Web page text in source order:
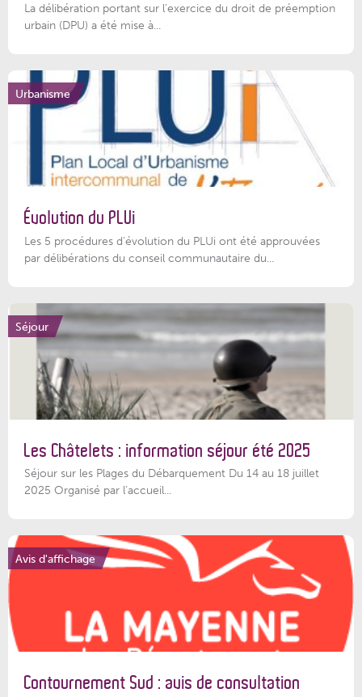
La délibération portant sur l’exercice du droit de préemption
urbain (DPU) a été mise à...
Urbanisme
Évolution du PLUi
Les 5 procédures d’évolution du PLUi ont été approuvées
par délibérations du conseil communautaire du...
Séjour
Les Châtelets : information séjour été 2025
Séjour sur les Plages du Débarquement Du 14 au 18 juillet
2025 Organisé par l’accueil...
Avis d'affichage
Contournement Sud : avis de consultation